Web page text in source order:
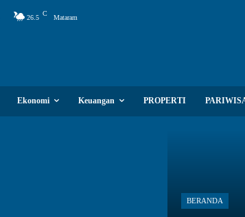
26.5
C
Mataram
Ekonomi Keuangan PROPERTI
BERANDA